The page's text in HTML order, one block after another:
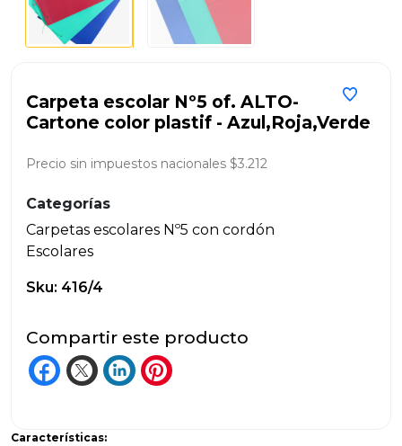
Carpeta escolar Nº5 of. ALTO-
Cartone color plastif - Azul,Roja,Verde
Precio sin impuestos nacionales $3.212
Categorías
Carpetas escolares Nº5 con cordón
Escolares
Sku: 416/4
Compartir este producto
Características: